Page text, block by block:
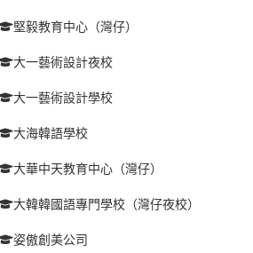
堅毅教育中心（灣仔）
大一藝術設計夜校
大一藝術設計學校
大海韓語學校
大華中天教育中心（灣仔）
大韓韓國語專門學校（灣仔夜校）
姿傲創美公司